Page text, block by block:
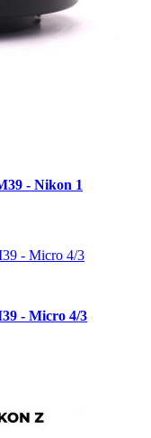
- Nikon 1
- Micro 4/3